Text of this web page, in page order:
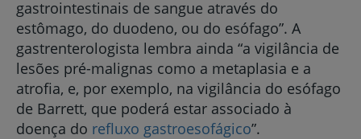
gastrointestinais de sangue através do
estômago, do duodeno, ou do esófago”. A
gastrenterologista lembra ainda “a vigilância de
lesões pré-malignas como a metaplasia e a
atrofia, e, por exemplo, na vigilância do esófago
de Barrett, que poderá estar associado à
doença do refluxo gastroesofágico”.